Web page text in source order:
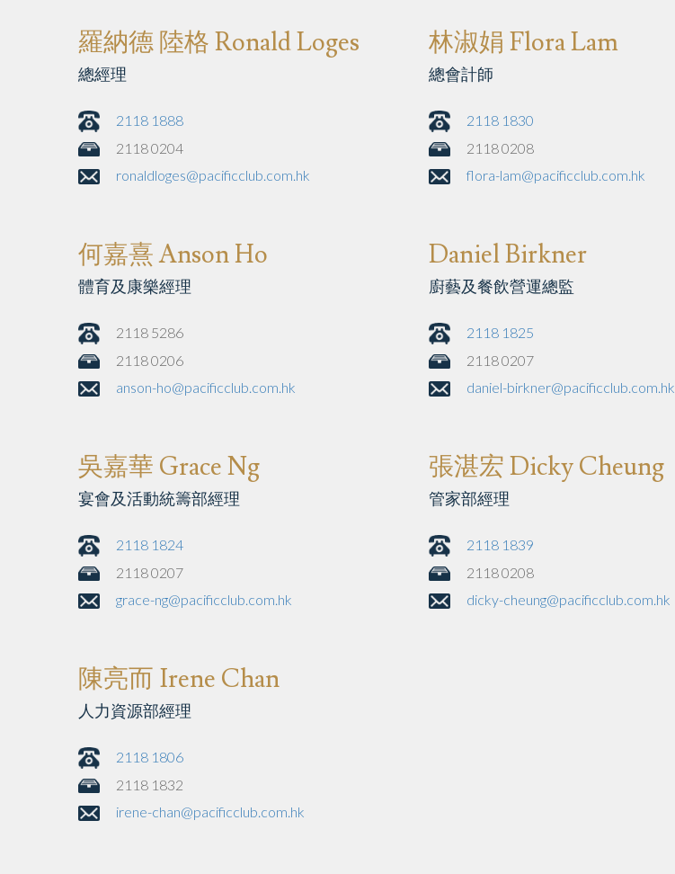
羅納德 陸格 Ronald Loges
總經理
2118 1888
2118 0204
ronaldloges@pacificclub.com.hk
林淑娟 Flora Lam
總會計師
2118 1830
2118 0208
flora-lam@pacificclub.com.hk
何嘉熹 Anson Ho
體育及康樂經理
2118 5286
2118 0206
anson-ho@pacificclub.com.hk
Daniel Birkner
廚藝及餐飲營運總監
2118 1825
2118 0207
daniel-birkner@pacificclub.com.hk
吳嘉華 Grace Ng
宴會及活動統籌部經理
2118 1824
2118 0207
grace-ng@pacificclub.com.hk
張湛宏 Dicky Cheung
管家部經理
2118 1839
2118 0208
dicky-cheung@pacificclub.com.hk
陳亮而 Irene Chan
人力資源部經理
2118 1806
2118 1832
irene-chan@pacificclub.com.hk